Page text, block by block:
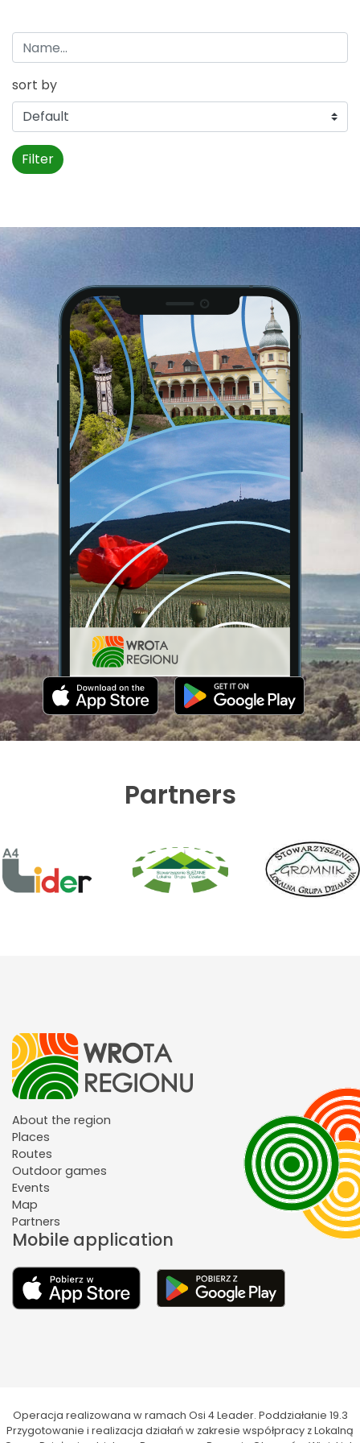
sort by
Filter
Partners
About the region
Places
Routes
Outdoor games
Events
Map
Partners
Mobile application
Operacja realizowana w ramach Osi 4 Leader. Poddziałanie 19.3
Przygotowanie i realizacja działań w zakresie współpracy z Lokalną